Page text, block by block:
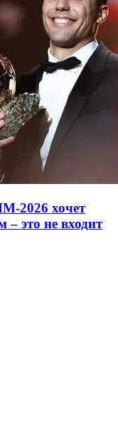
2026 хочет
– это не входит